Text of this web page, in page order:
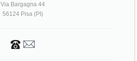
Via Bargagna 44
56124 Pisa (PI)